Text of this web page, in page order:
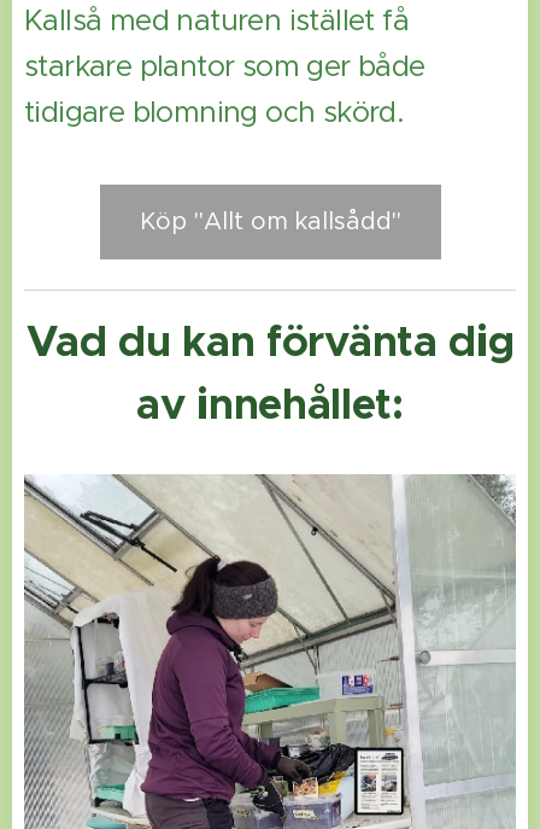
Kallså med naturen istället få
starkare plantor som ger både
tidigare blomning och skörd.
Köp "Allt om kallsådd"
Vad du kan förvänta dig
av innehållet: